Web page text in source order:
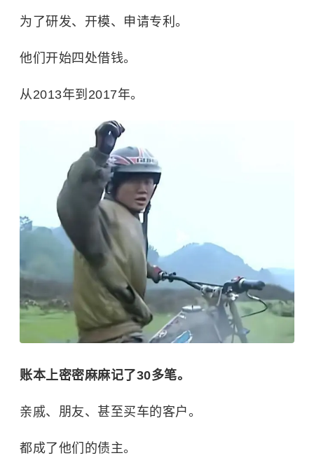
为了研发、开模、申请专利。
他们开始四处借钱。
从2013年到2017年。
账本上密密麻麻记了30多笔。
亲戚、朋友、甚至买车的客户。
都成了他们的债主。